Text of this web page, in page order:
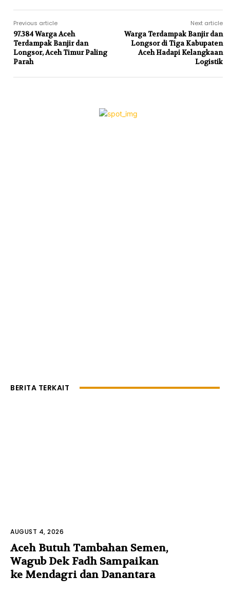
Previous article
97.384 Warga Aceh
Terdampak Banjir dan
Longsor, Aceh Timur Paling
Parah
Next article
Warga Terdampak Banjir dan
Longsor di Tiga Kabupaten
Aceh Hadapi Kelangkaan
Logistik
BERITA TERKAIT
AUGUST 4, 2026
Aceh Butuh Tambahan Semen,
Wagub Dek Fadh Sampaikan
ke Mendagri dan Danantara